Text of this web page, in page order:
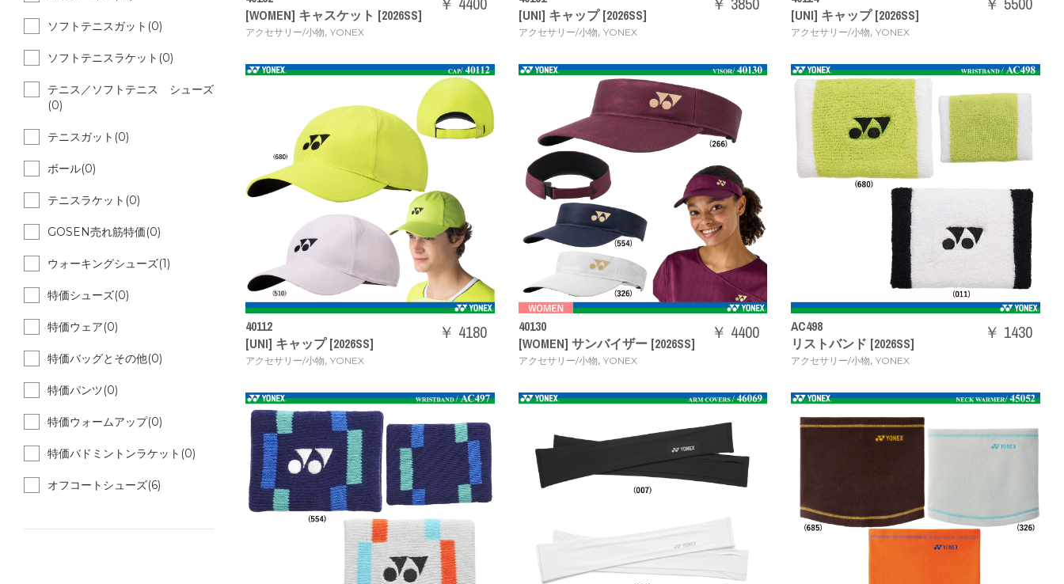
[WOMEN] キャスケット [2026SS]
アクセサリー/小物, YONEX
[UNI] キャップ [2026SS]
アクセサリー/小物, YONEX
[UNI] キャップ [2026SS]
アクセサリー/小物,YONEX
40112
[UNI] キャップ [2026SS]
アクセサリー/小物, YONEX
￥ 4180
40130
[WOMEN] サンバイザー [2026SS]
アクセサリー/小物, YONEX
￥ 4400
AC498
リストバンド [2026SS]
アクセサリー/小物,YONEX
￥ 1430
ソフトテニスガット(0)
ソフトテニスラケット(0)
テニス／ソフトテニス シューズ
(0)
テニスガット(0)
ボール(0)
テニスラケット(0)
GOSEN売れ筋特価(0)
ウォーキングシューズ(1)
特価シューズ(0)
特価ウェア(0)
特価バッグとその他(0)
特価パンツ(0)
特価ウォームアップ(0)
特価バドミントンラケット(0)
オフコートシューズ(6)